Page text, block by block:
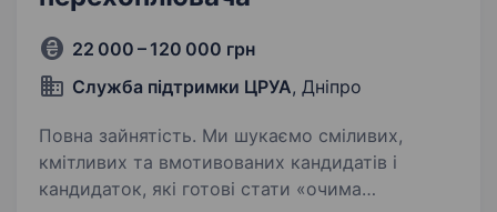
22 000 – 120 000 грн
Служба підтримки ЦРУА, Дніпро
Повна зайнятість. Ми шукаємо сміливих,
кмітливих та вмотивованих кандидатів і
кандидаток, які готові стати «очима